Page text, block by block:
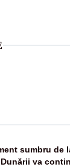
sumbru de
va